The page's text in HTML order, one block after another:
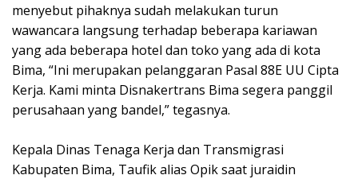
menyebut pihaknya sudah melakukan turun
wawancara langsung terhadap beberapa kariawan
yang ada beberapa hotel dan toko yang ada di kota
Bima, “Ini merupakan pelanggaran Pasal 88E UU Cipta
Kerja. Kami minta Disnakertrans Bima segera panggil
perusahaan yang bandel,” tegasnya.
‎Kepala Dinas Tenaga Kerja dan Transmigrasi
Kabupaten Bima, Taufik alias Opik saat juraidin